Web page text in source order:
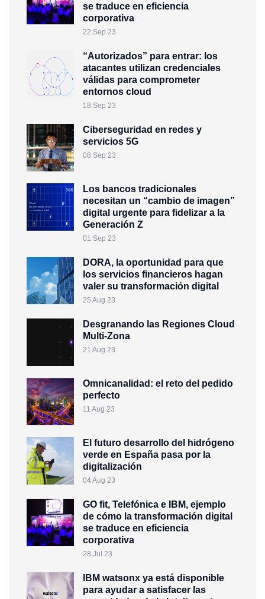
se traduce en eficiencia
corporativa
22 Sep 23
“Autorizados” para entrar: los
atacantes utilizan credenciales
válidas para comprometer
entornos cloud
18 Sep 23
Ciberseguridad en redes y
servicios 5G
08 Sep 23
Los bancos tradicionales
necesitan un “cambio de imagen”
digital urgente para fidelizar a la
Generación Z
01 Sep 23
DORA, la oportunidad para que
los servicios financieros hagan
valer su transformación digital
25 Aug 23
Desgranando las Regiones Cloud
Multi-Zona
21 Aug 23
Omnicanalidad: el reto del pedido
perfecto
11 Aug 23
El futuro desarrollo del hidrógeno
verde en España pasa por la
digitalización
04 Aug 23
GO fit, Telefónica e IBM, ejemplo
de cómo la transformación digital
se traduce en eficiencia
corporativa
28 Jul 23
IBM watsonx ya está disponible
para ayudar a satisfacer las